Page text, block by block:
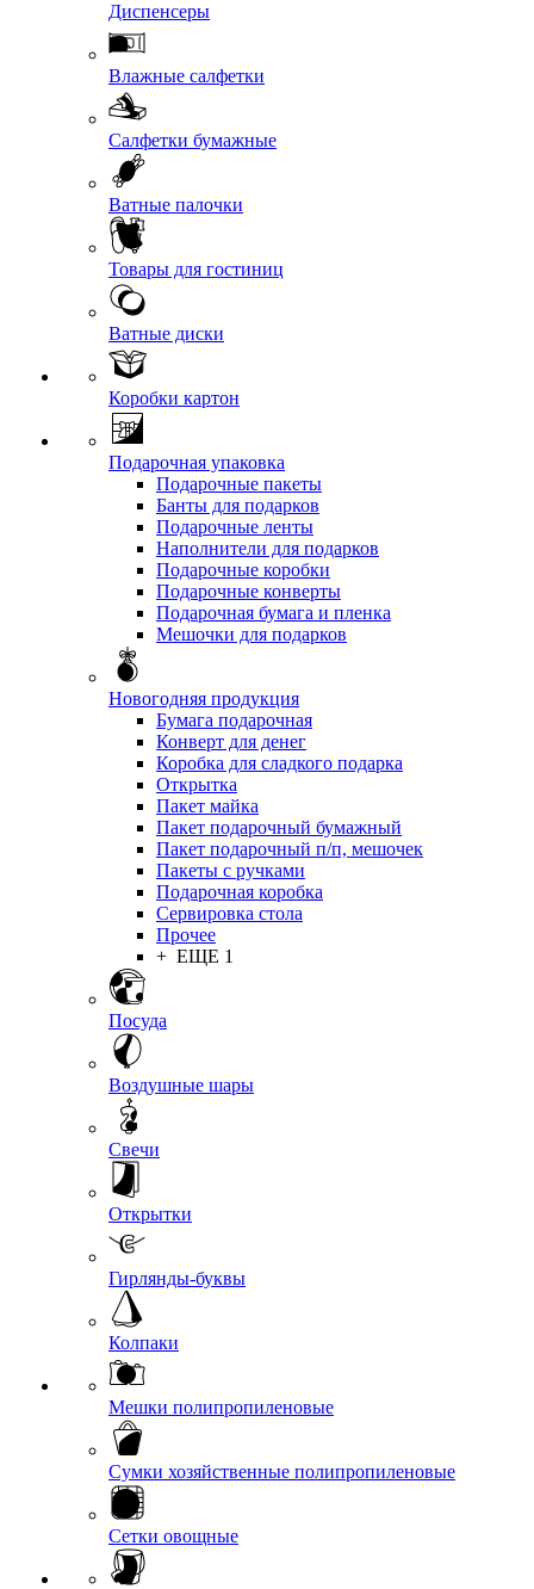
Диспенсеры
Влажные салфетки
Салфетки бумажные
Ватные палочки
Товары для гостиниц
Ватные диски
Коробки картон
Подарочная упаковка
Подарочные пакеты
Банты для подарков
Подарочные ленты
Наполнители для подарков
Подарочные коробки
Подарочные конверты
Подарочная бумага и пленка
Мешочки для подарков
Новогодняя продукция
Бумага подарочная
Конверт для денег
Коробка для сладкого подарка
Открытка
Пакет майка
Пакет подарочный бумажный
Пакет подарочный п/п, мешочек
Пакеты с ручками
Подарочная коробка
Сервировка стола
Прочее
+ ЕЩЕ 1
Посуда
Воздушные шары
Свечи
Открытки
Гирлянды-буквы
Колпаки
Мешки полипропиленовые
Сумки хозяйственные полипропиленовые
Сетки овощные